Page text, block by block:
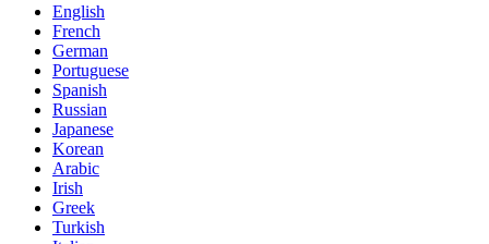
English
French
German
Portuguese
Spanish
Russian
Japanese
Korean
Arabic
Irish
Greek
Turkish